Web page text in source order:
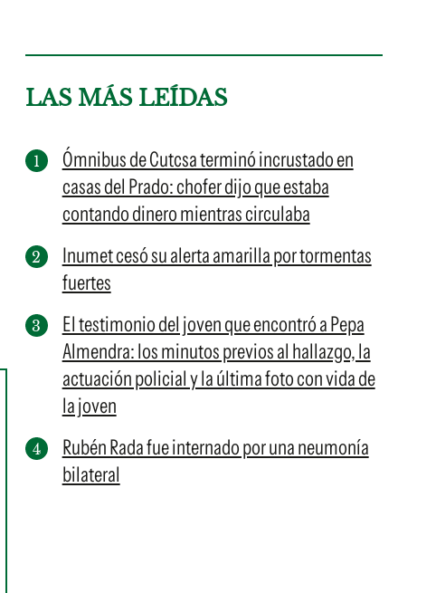
LAS MÁS LEÍDAS
Ómnibus de Cutcsa terminó incrustado en
casas del Prado: chofer dijo que estaba
contando dinero mientras circulaba
Inumet cesó su alerta amarilla por tormentas
fuertes
El testimonio del joven que encontró a Pepa
Almendra: los minutos previos al hallazgo, la
actuación policial y la última foto con vida de
la joven
Rubén Rada fue internado por una neumonía
bilateral